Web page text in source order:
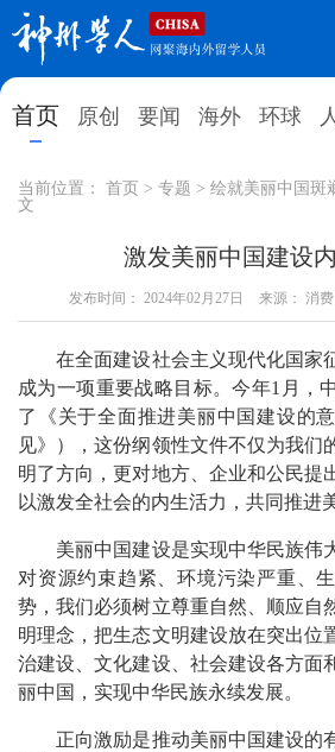
首页 原创 要闻 海外 环球
网站地图
首页 原创 要
综合 深度 专
招聘信息 更多数据
当前位置： 首页 > 专题 > 绘就美丽中国斑
文
激发美丽中国建设
发布时间： 2024年02月27日 来源： 消
在全面建设社会主义现代化国家
成为一项重要战略目标。今年1月，
了《关于全面推进美丽中国建设的
见》），这份纲领性文件不仅为我们
明了方向，更对地方、企业和公民提
以激发全社会的内生活力，共同推进
美丽中国建设是实现中华民族伟
对资源约束趋紧、环境污染严重、
势，我们必须树立尊重自然、顺应自
明理念，把生态文明建设放在突出位
治建设、文化建设、社会建设各方面
丽中国，实现中华民族永续发展。
正向激励是推动美丽中国建设的